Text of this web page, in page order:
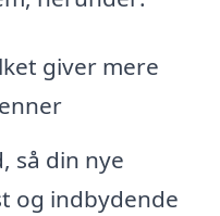
giver mere
så din nye
og indbydende